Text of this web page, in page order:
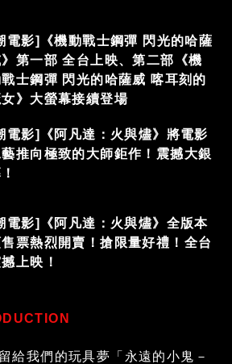
電影]《機動戰士鋼彈 閃光的哈薩
》第一部 全台上映、第二部《機
士鋼彈 閃光的哈薩威 喀耳刻的
女》大螢幕接續登場
電影]《阿凡達：火與燼》將電影
推向極致的大師鉅作！震撼大銀
電影]《阿凡達：火與燼》全版本
票熱烈開賣！搶限量好禮！全台
上映！
給我們的玩具夢「永遠的小鬼－